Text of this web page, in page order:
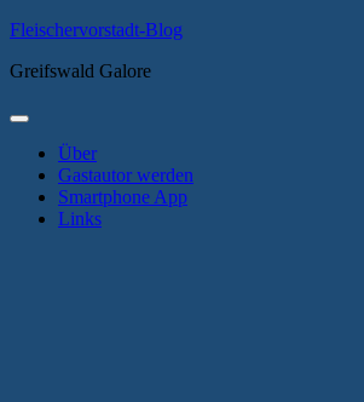
Zum
springen
Fleischervorstadt-Blog
Greifswald Galore
Primäres
Über
Gastautor werden
Smartphone App
Links